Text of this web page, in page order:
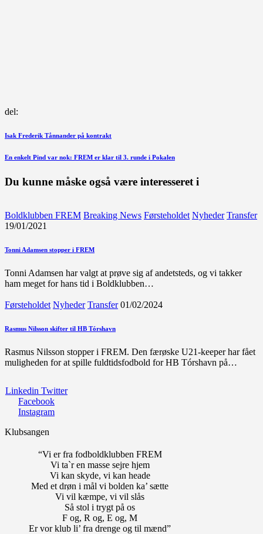
del:
Indlægsnavigation
Forrige
Isak Frederik Tånnander på kontrakt
Næste
En enkelt Pind var nok: FREM er klar til 3. runde i Pokalen
Du kunne måske også være interesseret i
Boldklubben FREM Breaking News Førsteholdet Nyheder Transfer
19/01/2021
Tonni Adamsen stopper i FREM
Tonni Adamsen har valgt at prøve sig af andetsteds, og vi takker
ham meget for hans tid i Boldklubben…
Førsteholdet Nyheder Transfer 01/02/2024
Rasmus Nilsson skifter til HB Tórshavn
Rasmus Nilsson stopper i FREM. Den færøske U21-keeper har fået
muligheden for at spille fuldtidsfodbold for HB Tórshavn på…
Linkedin Twitter
Facebook
Instagram
Klubsangen
“Vi er fra fodboldklubben FREM
Vi ta`r en masse sejre hjem
Vi kan skyde, vi kan heade
Med et drøn i mål vi bolden ka’ sætte
Vi vil kæmpe, vi vil slås
Så stol i trygt på os
F og, R og, E og, M
Er vor klub li’ fra drenge og til mænd”